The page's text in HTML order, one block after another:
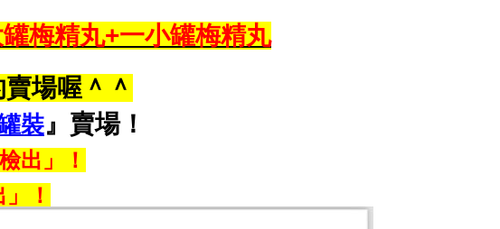
梅精丸+一小罐梅精丸
賣場喔＾＾
裝』賣場！
出」！
！